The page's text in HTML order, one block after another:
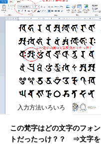
入力方法いろいろ
この梵字はどの文字のフォン
トだったっけ？？ ⇒文字を